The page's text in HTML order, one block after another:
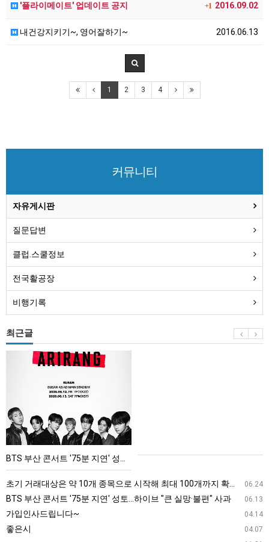
+1 2016.09.02
'플라이메이트' 업데이트 공지
2016.06.13
내건강지키기~, 영어잘하기~
1 2 3 4
커뮤니티
자유게시판
질문답변
클럽.스쿨정보
전국활공장
비행기록
최근글
서
트
'75
분
BTS 부산 콘서트 '75분 지연' 성토…하이브 "큰 실망·불편" 사과
06.24
초기 거래대상은 약 10개 종목으로 시작해 최대 100개까지 확대할 방침이다. 구체적인 거래 대상 ETF는 아직 확정되지 않았지만, 시장 대표성이나 거래량을 고려해 선정할 계획이다.
06.13
BTS 부산 콘서트 '75분 지연' 성토…하이브 "큰 실망·불편" 사과
04.14
가입인사드립니다~
04.07
좋은시